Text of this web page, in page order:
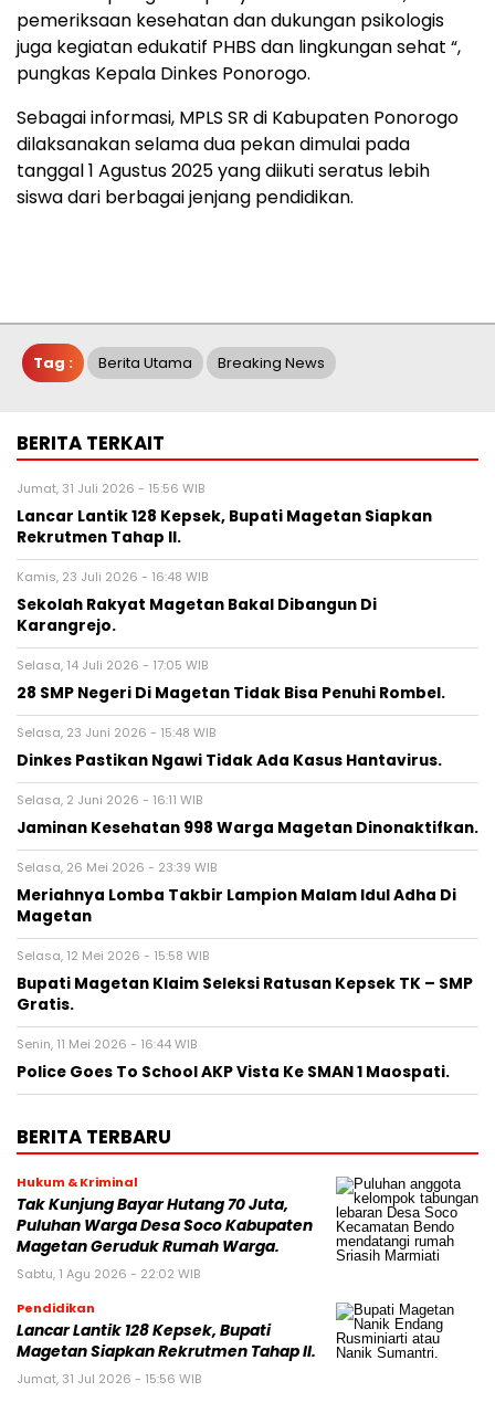
pemeriksaan kesehatan dan dukungan psikologis
juga kegiatan edukatif PHBS dan lingkungan sehat “,
pungkas Kepala Dinkes Ponorogo.
Sebagai informasi, MPLS SR di Kabupaten Ponorogo
dilaksanakan selama dua pekan dimulai pada
tanggal 1 Agustus 2025 yang diikuti seratus lebih
siswa dari berbagai jenjang pendidikan.
Tag : Berita Utama Breaking News
BERITA TERKAIT
Jumat, 31 Juli 2026 - 15:56 WIB
Lancar Lantik 128 Kepsek, Bupati Magetan Siapkan
Rekrutmen Tahap II.
Kamis, 23 Juli 2026 - 16:48 WIB
Sekolah Rakyat Magetan Bakal Dibangun Di
Karangrejo.
Selasa, 14 Juli 2026 - 17:05 WIB
28 SMP Negeri Di Magetan Tidak Bisa Penuhi Rombel.
Selasa, 23 Juni 2026 - 15:48 WIB
Dinkes Pastikan Ngawi Tidak Ada Kasus Hantavirus.
Selasa, 2 Juni 2026 - 16:11 WIB
Jaminan Kesehatan 998 Warga Magetan Dinonaktifkan.
Selasa, 26 Mei 2026 - 23:39 WIB
Meriahnya Lomba Takbir Lampion Malam Idul Adha Di
Magetan
Selasa, 12 Mei 2026 - 15:58 WIB
Bupati Magetan Klaim Seleksi Ratusan Kepsek TK – SMP
Gratis.
Senin, 11 Mei 2026 - 16:44 WIB
Police Goes To School AKP Vista Ke SMAN 1 Maospati.
BERITA TERBARU
Hukum & Kriminal
Tak Kunjung Bayar Hutang 70 Juta,
Puluhan Warga Desa Soco Kabupaten
Magetan Geruduk Rumah Warga.
Sabtu, 1 Agu 2026 - 22:02 WIB
Pendidikan
Lancar Lantik 128 Kepsek, Bupati
Magetan Siapkan Rekrutmen Tahap II.
Jumat, 31 Jul 2026 - 15:56 WIB